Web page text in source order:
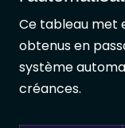
Ce tableau met
obtenus en
système
créances.